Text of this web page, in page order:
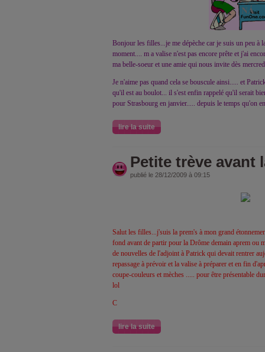
Bonjour les filles...je me dépèche car je suis un peu à
moment.... m a valise n'est pas encore prête et j'ai
ma belle-soeur et une amie qui nous invite dès
Je n'aime pas quand cela se bouscule ainsi..... et
qu'il est au boulot... il s'est enfin rappelé qu'il serait
pour Strasbourg en janvier..... depuis le temps qu'on
lire la suite
Petite trève avant
publié le 28/12/2009 à 09:15
Salut les filles...j'suis la prem's à mon grand
fond avant de partir pour la Drôme demain aprem ou
de nouvelles de l'adjoint à Patrick qui devait rentrer
repassage à prévoir et la valise à préparer et en fin
coupe-couleurs et mèches ..... pour être présentable
lol
C
lire la suite